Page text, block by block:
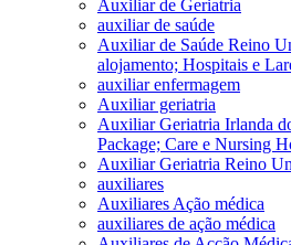
Auxiliar de Geriatria
auxiliar de saúde
Auxiliar de Saúde Reino
alojamento; Hospitais e
auxiliar enfermagem
Auxiliar geriatria
Auxiliar Geriatria Irlanda
Package; Care e Nursing
Auxiliar Geriatria Reino
auxiliares
Auxiliares Ação médica
auxiliares de ação médica